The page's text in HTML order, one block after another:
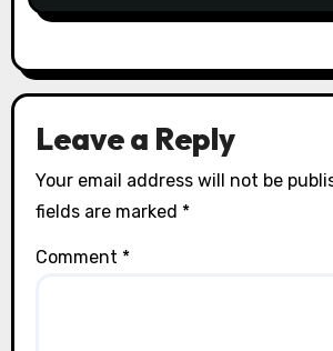
Leave a Reply
Your email address will not be
fields are marked *
Comment *